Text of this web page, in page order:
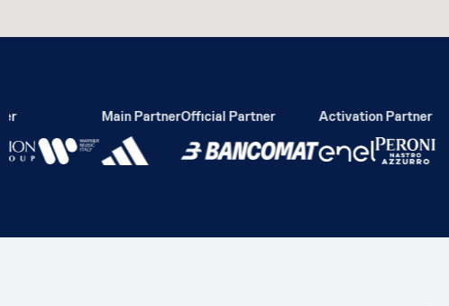
Main PartnerOfficial Partner Activation Partner